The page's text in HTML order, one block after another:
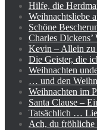
Hilfe, die
Weihnachtsliebe
Schöne
Charles Dickens’
Kevin – Allein zu
Die Geister, die
Weihnachten
… und den
Weihnachten im
Santa Clause –
Tatsächlich …
Ach, du